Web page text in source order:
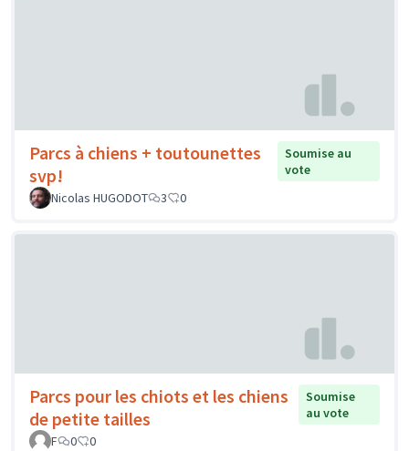
Parcs à chiens + toutounettes
svp!
Soumise au
vote
Nicolas HUGODOT
3 0
Parcs pour les chiots et les chiens
de petite tailles
Soumise
au vote
F
0 0